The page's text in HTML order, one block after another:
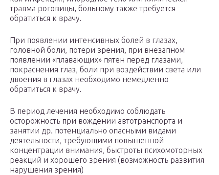
травма роговицы, больному также требуется
обратиться к врачу.
При появлении интенсивных болей в глазах,
головной боли, потери зрения, при внезапном
появлении «плавающих» пятен перед глазами,
покраснения глаз, боли при воздействии света или
двоения в глазах необходимо немедленно
обратиться к врачу.
В период лечения необходимо соблюдать
осторожность при вождении автотранспорта и
занятии др. потенциально опасными видами
деятельности, требующими повышенной
концентрации внимания, быстроты психомоторных
реакций и хорошего зрения (возможность развития
нарушения зрения)